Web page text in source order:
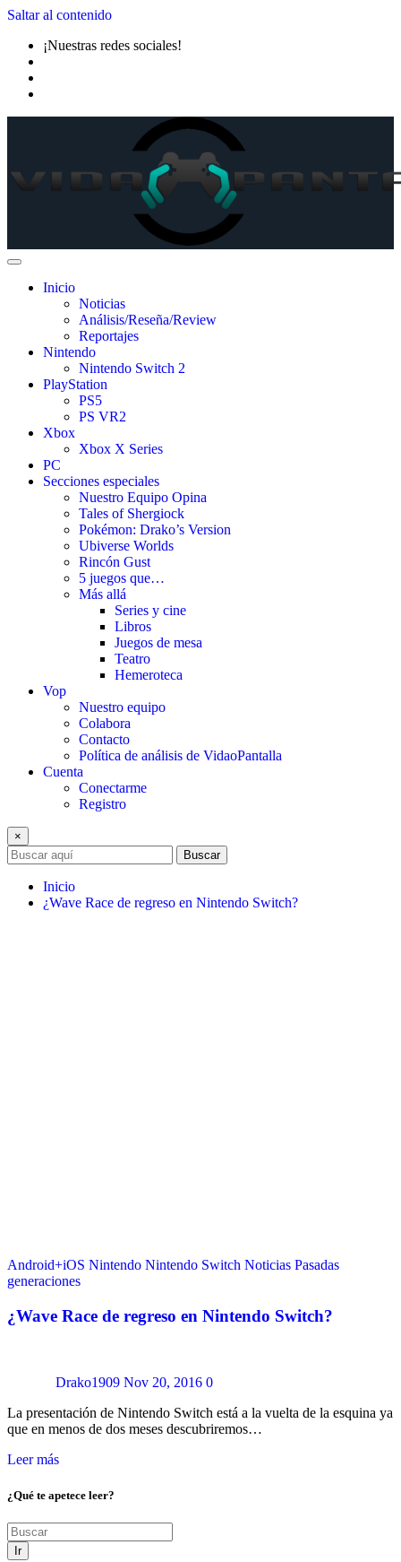
Saltar al contenido
¡Nuestras redes sociales!
Inicio
Noticias
Análisis/Reseña/Review
Reportajes
Nintendo
Nintendo Switch 2
PlayStation
PS5
PS VR2
Xbox
Xbox X Series
PC
Secciones especiales
Nuestro Equipo Opina
Tales of Shergiock
Pokémon: Drako’s Version
Ubiverse Worlds
Rincón Gust
5 juegos que…
Más allá
Series y cine
Libros
Juegos de mesa
Teatro
Hemeroteca
Vop
Nuestro equipo
Colabora
Contacto
Política de análisis de VidaoPantalla
Cuenta
Conectarme
Registro
×
Buscar
Inicio
¿Wave Race de regreso en Nintendo Switch?
Android+iOS Nintendo Nintendo Switch Noticias Pasadas
generaciones
¿Wave Race de regreso en Nintendo Switch?
Drako1909 Nov 20, 2016 0
La presentación de Nintendo Switch está a la vuelta de la esquina ya
que en menos de dos meses descubriremos…
Leer más
¿Qué te apetece leer?
Ir